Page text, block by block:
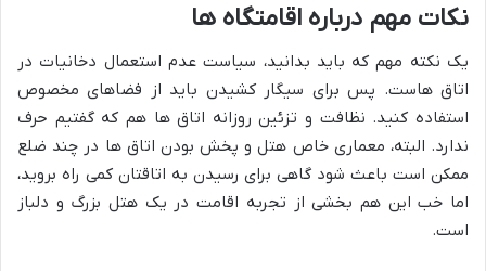
نکات مهم درباره اقامتگاه ها
یک نکته مهم که باید بدانید، سیاست عدم استعمال دخانیات در
اتاق هاست. پس برای سیگار کشیدن باید از فضاهای مخصوص
استفاده کنید. نظافت و تزئین روزانه اتاق ها هم که گفتیم حرف
ندارد. البته، معماری خاص هتل و پخش بودن اتاق ها در چند ضلع
ممکن است باعث شود گاهی برای رسیدن به اتاقتان کمی راه بروید،
اما خب این هم بخشی از تجربه اقامت در یک هتل بزرگ و دلباز
است.